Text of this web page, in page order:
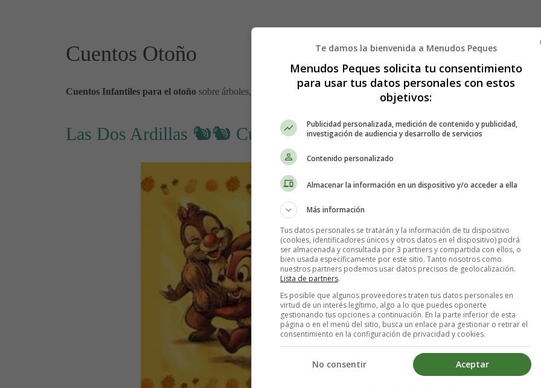
Cuentos Otoño
Cuentos Infantiles para el otoño sobre árboles, ardillas, castañas, lluvia, etc.
Las Dos Ardillas 🐿🐿 Cuentos Infantiles
La Castaña que
Te damos la bienvenida a Menudos Peques
Menudos Peques solicita tu consentimiento
para usar tus datos personales con estos
objetivos:
Publicidad personalizada, medición de contenido y publicidad,
investigación de audiencia y desarrollo de servicios
Contenido personalizado
Almacenar la información en un dispositivo y/o acceder a ella
Más información
Tus datos personales se tratarán y la información de tu dispositivo
(cookies, identificadores únicos y otros datos en el dispositivo) podrá
ser almacenada y consultada por 3 partners y compartida con ellos, o
bien usada específicamente por este sitio. Tanto nosotros como
nuestros partners podemos usar datos precisos de geolocalización.
Lista de partners.
Es posible que algunos proveedores traten tus datos personales en
virtud de un interés legítimo, algo a lo que puedes oponerte
gestionando tus opciones a continuación. En la parte inferior de esta
página o en el menú del sitio, busca un enlace para gestionar o retirar el
consentimiento en la configuración de privacidad y cookies.
Aceptar
No consentir